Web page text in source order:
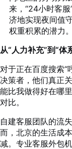
来，“24小时客
济地实现夜间值
权重积累的潜力。
从“人力补充”到“体
对于正在百度搜索“
决策者，他们真正
能比我做得好在哪
对比。
自建客服团队的流
而，北京的生活成
减。专业客服外包